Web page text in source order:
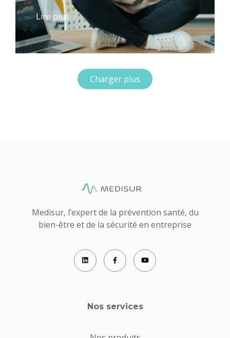
Lire plus
Charger plus
Medisur, l’expert de la prévention santé, du
bien-être et de la sécurité en entreprise
Nos services